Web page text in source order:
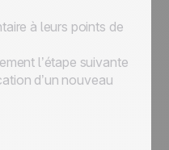
à leurs points de
l’étape suivante
d’un nouveau